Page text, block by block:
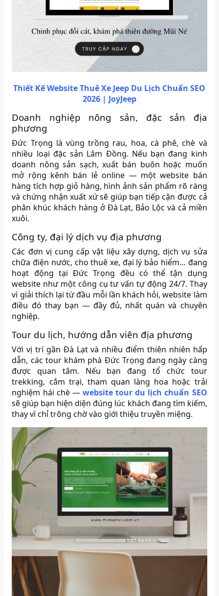
Thiết Kế Website Thuê Xe Jeep Du Lịch Chuẩn SEO
2026 | JoyJeep
Doanh nghiệp nông sản, đặc sản địa
phương
Đức Trọng là vùng trồng rau, hoa, cà phê, chè và
nhiều loại đặc sản Lâm Đồng. Nếu bạn đang kinh
doanh nông sản sạch, xuất bán buôn hoặc muốn
mở rộng kênh bán lẻ online — một website bán
hàng tích hợp giỏ hàng, hình ảnh sản phẩm rõ ràng
và chứng nhận xuất xứ sẽ giúp bạn tiếp cận được cả
phân khúc khách hàng ở Đà Lạt, Bảo Lộc và cả miền
xuôi.
Công ty, đại lý dịch vụ địa phương
Các đơn vị cung cấp vật liệu xây dựng, dịch vụ sửa
chữa điện nước, cho thuê xe, đại lý bảo hiểm… đang
hoạt động tại Đức Trọng đều có thể tận dụng
website như một công cụ tư vấn tự động 24/7. Thay
vì giải thích lại từ đầu mỗi lần khách hỏi, website làm
điều đó thay bạn — đầy đủ, nhất quán và chuyên
nghiệp.
Tour du lịch, hướng dẫn viên địa phương
Với vị trí gần Đà Lạt và nhiều điểm thiên nhiên hấp
dẫn, các tour khám phá Đức Trọng đang ngày càng
được quan tâm. Nếu bạn đang tổ chức tour
trekking, cắm trại, tham quan làng hoa hoặc trải
nghiệm hái chè — website tour du lịch chuẩn SEO
sẽ giúp bạn hiện diện đúng lúc khách đang tìm kiếm,
thay vì chỉ trông chờ vào giới thiệu truyền miệng.